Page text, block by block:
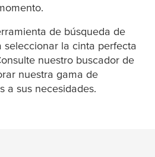
de búsqueda de
seleccionar la cinta perfecta
nuestro buscador de
nuestra gama de
a sus necesidades.